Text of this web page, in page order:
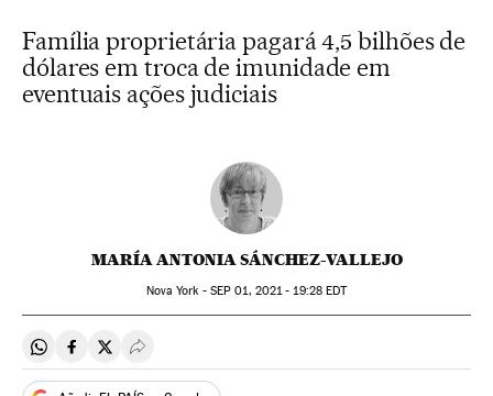
Família proprietária pagará 4,5 bilhões de
dólares em troca de imunidade em
eventuais ações judiciais
MARÍA ANTONIA SÁNCHEZ-VALLEJO
Nova York - SEP 01, 2021 - 19:28EDT
Compartir en Whatsapp
Compartir en Facebook
Compartir en Twitter
Desplegar Redes Sociales